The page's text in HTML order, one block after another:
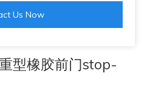
Us Now
型橡胶前门stop-